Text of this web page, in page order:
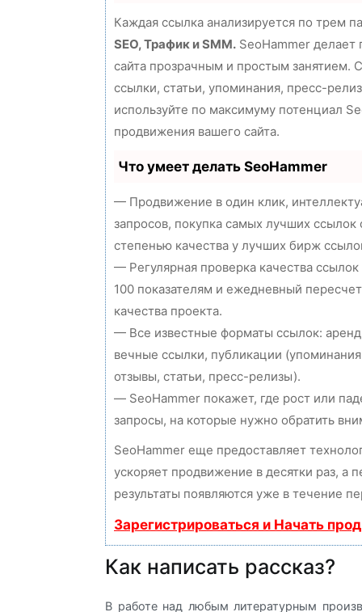
Каждая ссылка анализируется по трем
SEO, Трафик и SMM. SeoHammer
сайта прозрачным и простым занятием.
ссылки, статьи, упоминания, пресс-
используйте по максимуму потенциал
продвижения вашего сайта.
Что умеет делать SeoHammer
— Продвижение в один клик,
запросов, покупка самых лучших ссылок
степенью качества у лучших бирж
— Регулярная проверка качества
100 показателям и ежедневный
качества проекта.
— Все известные форматы ссылок:
вечные ссылки, публикации
отзывы, статьи, пресс-релизы).
— SeoHammer покажет, где рост или
запросы, на которые нужно обратить
SeoHammer еще предоставляет
ускоряет продвижение в десятки раз, а
результаты появляются уже в течение
Зарегистрироваться и Начать
Как написать рассказ?
В работе над любым литературным